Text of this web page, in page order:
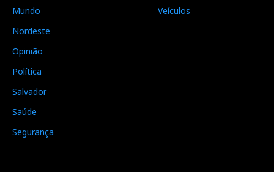
Mundo
Nordeste
Opinião
Política
Salvador
Saúde
Segurança
Veículos